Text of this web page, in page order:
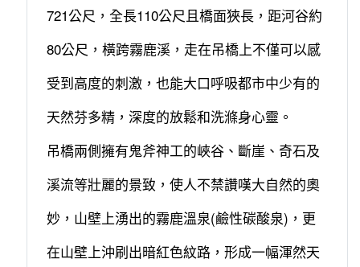
721公尺，全長110公尺且橋面狹長，距河谷約
80公尺，橫跨霧鹿溪，走在吊橋上不僅可以感
受到高度的刺激，也能大口呼吸都市中少有的
天然芬多精，深度的放鬆和洗滌身心靈。
吊橋兩側擁有鬼斧神工的峽谷、斷崖、奇石及
溪流等壯麗的景致，使人不禁讚嘆大自然的奧
妙，山壁上湧出的霧鹿溫泉(鹼性碳酸泉)，更
在山壁上沖刷出暗紅色紋路，形成一幅渾然天